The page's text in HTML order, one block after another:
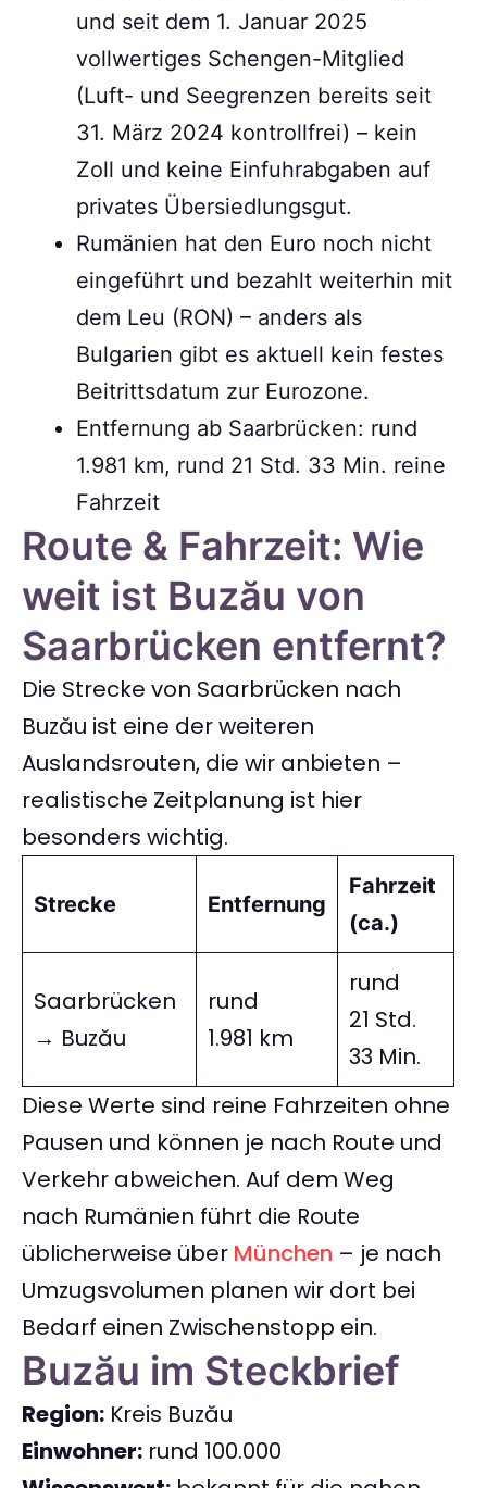
und seit dem 1. Januar 2025
vollwertiges Schengen-Mitglied
(Luft- und Seegrenzen bereits seit
31. März 2024 kontrollfrei) – kein
Zoll und keine Einfuhrabgaben auf
privates Übersiedlungsgut.
Rumänien hat den Euro noch nicht
eingeführt und bezahlt weiterhin mit
dem Leu (RON) – anders als
Bulgarien gibt es aktuell kein festes
Beitrittsdatum zur Eurozone.
Entfernung ab Saarbrücken: rund
1.981 km, rund 21 Std. 33 Min. reine
Fahrzeit
Route & Fahrzeit: Wie
weit ist Buzău von
Saarbrücken entfernt?
Die Strecke von Saarbrücken nach
Buzău ist eine der weiteren
Auslandsrouten, die wir anbieten –
realistische Zeitplanung ist hier
besonders wichtig.
Strecke Entfernung
Fahrzeit
(ca.)
Saarbrücken
→ Buzău
rund
1.981 km
rund
21 Std.
33 Min.
Diese Werte sind reine Fahrzeiten ohne
Pausen und können je nach Route und
Verkehr abweichen. Auf dem Weg
nach Rumänien führt die Route
üblicherweise über München – je nach
Umzugsvolumen planen wir dort bei
Bedarf einen Zwischenstopp ein.
Buzău im Steckbrief
Region: Kreis Buzău
Einwohner: rund 100.000